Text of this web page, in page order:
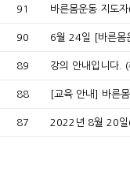
91 바른몸운동 지도
90 6월 24일 [바른몸
89 강의 안내입니다.
88 [교육 안내] 바른
87 2022년 8월 20일